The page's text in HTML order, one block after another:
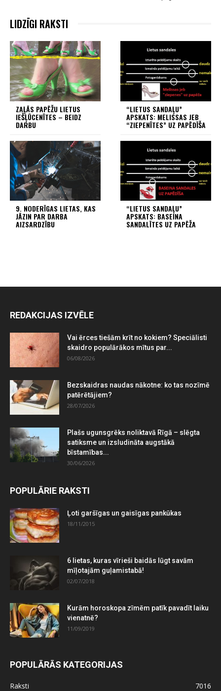
LIDZĪGI RAKSTI
ZAĻĀS PAPĒŽU LIETUS
IEŠĻŪCENĪTES – BEIDZ
DARBU
“LIETUS SANDAĻU”
APSKATS: MELISSAS JEB
“ZIEPENĪTES” UZ PAPĒDĪŠA
9. NODERĪGAS LIETAS, KAS
JĀZIN PAR DARBA
AIZSARDZĪBU
“LIETUS SANDAĻU”
APSKATS: BASEINA
SANDALĪTES UZ PAPĒŽA
REDAKCIJAS IZVĒLE
Vai ērces tiešām krīt no kokiem? Speciālisti
skaidro populārākos mītus par...
06/08/2026
Bezskaidras naudas nākotne: ko tas nozīmē
patērētājiem?
28/07/2026
Plašs ugunsgrēks noliktavā Rīgā – slēgta
satiksme un izsludināta augstākā
bīstamības...
30/06/2026
POPULĀRIE RAKSTI
Ļoti garšīgas un gaisīgas pankūkas
18/11/2015
6 lietas, kuras vīrieši baidās lūgt savām
mīļotajām guļamistabā!
02/07/2018
Kurām horoskopa zīmēm patīk pavadīt laiku
vienatnē?
11/09/2019
POPULĀRĀS KATEGORIJAS
Raksti
7016